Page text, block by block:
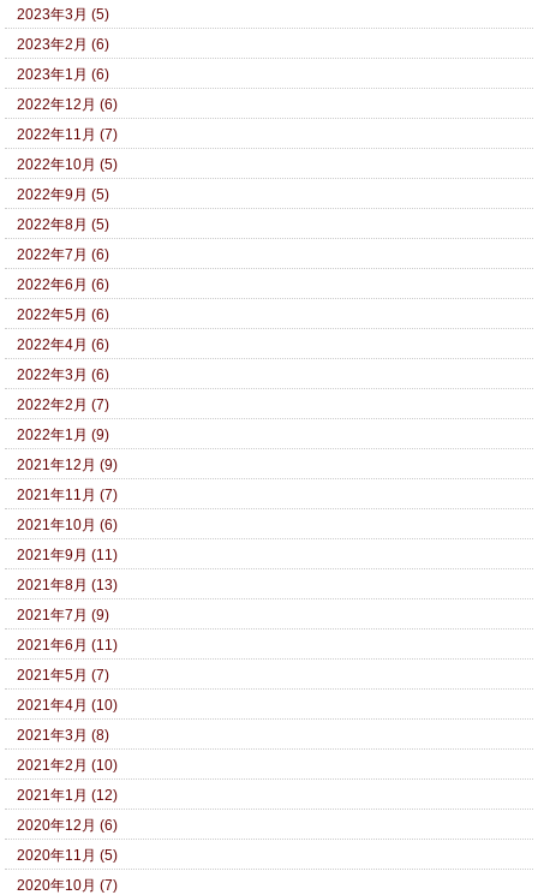
2023年3月 (5)
2023年2月 (6)
2023年1月 (6)
2022年12月 (6)
2022年11月 (7)
2022年10月 (5)
2022年9月 (5)
2022年8月 (5)
2022年7月 (6)
2022年6月 (6)
2022年5月 (6)
2022年4月 (6)
2022年3月 (6)
2022年2月 (7)
2022年1月 (9)
2021年12月 (9)
2021年11月 (7)
2021年10月 (6)
2021年9月 (11)
2021年8月 (13)
2021年7月 (9)
2021年6月 (11)
2021年5月 (7)
2021年4月 (10)
2021年3月 (8)
2021年2月 (10)
2021年1月 (12)
2020年12月 (6)
2020年11月 (5)
2020年10月 (7)